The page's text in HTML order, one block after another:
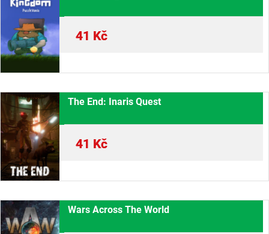
41 Kč
The End: Inaris Quest
41 Kč
Wars Across The World